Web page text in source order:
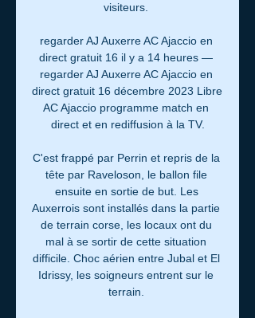
visiteurs.
regarder AJ Auxerre AC Ajaccio en
direct gratuit 16 il y a 14 heures —
regarder AJ Auxerre AC Ajaccio en
direct gratuit 16 décembre 2023 Libre
AC Ajaccio programme match en
direct et en rediffusion à la TV.
C'est frappé par Perrin et repris de la
tête par Raveloson, le ballon file
ensuite en sortie de but. Les
Auxerrois sont installés dans la partie
de terrain corse, les locaux ont du
mal à se sortir de cette situation
difficile. Choc aérien entre Jubal et El
Idrissy, les soigneurs entrent sur le
terrain.